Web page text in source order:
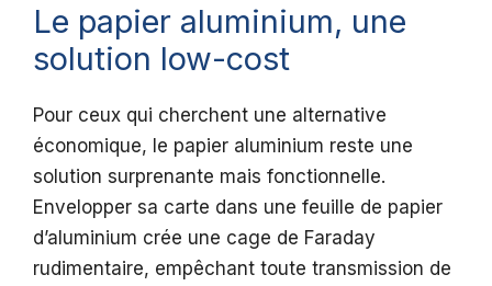
Le papier aluminium, une
solution low-cost
Pour ceux qui cherchent une alternative
économique, le papier aluminium reste une
solution surprenante mais fonctionnelle.
Envelopper sa carte dans une feuille de papier
d’aluminium crée une cage de Faraday
rudimentaire, empêchant toute transmission de